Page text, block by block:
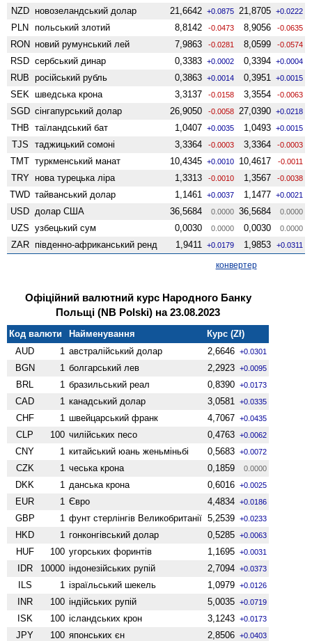
NZD ново­зеландський долар 21,6642 +0.0875 21,8705 +0.0222
PLN польський злотий 8,8142 -0.0473 8,9056 -0.0635
RON новий румунський лей 7,9863 -0.0281 8,0599 -0.0574
RSD сербський динар 0,3383 +0.0002 0,3394 +0.0004
RUB російський рубль 0,3863 +0.0014 0,3951 +0.0015
SEK шведська крона 3,3137 -0.0158 3,3554 -0.0063
SGD сінгапурський долар 26,9050 -0.0058 27,0390 +0.0218
THB таїландський бат 1,0407 +0.0035 1,0493 +0.0015
TJS таджицький сомоні 3,3364 -0.0003 3,3364 -0.0003
TMT туркменський манат 10,4345 +0.0010 10,4617 -0.0011
TRY нова турецька ліра 1,3313 -0.0010 1,3567 -0.0038
TWD тайванський долар 1,1461 +0.0037 1,1477 +0.0021
USD долар США 36,5684 0.0000 36,5684 0.0000
UZS узбецький сум 0,0030 0.0000 0,0030 0.0000
ZAR південно-африканський ренд 1,9411 +0.0179 1,9853 +0.0311
конвертер
Офіційний валютний курс Народного Банку
Польщі (NB Polski) на 23.08.2023
Код валюти Найменування
Курс (Zł)
AUD
1 австралійський долар 2,6646 +0.0301
BGN 1 болгарський лев 2,2923 +0.0095
BRL 1 бразильський реал 0,8390 +0.0173
CAD 1 канадський долар 3,0581 +0.0335
CHF 1 швейцарський франк 4,7067 +0.0435
CLP 100 чилійських песо 0,4763 +0.0062
CNY 1 китайський юань женьмiньбi 0,5683 +0.0072
CZK 1 чеська крона 0,1859 0.0000
DKK 1 данська крона 0,6016 +0.0025
EUR 1 Євро 4,4834 +0.0186
GBP 1 фунт стерлінгів Велико­британії 5,2539 +0.0233
HKD 1 гонконгівський долар 0,5285 +0.0063
HUF 100 угорських форинтів 1,1695 +0.0031
IDR 10000 індонезійських рупій 2,7094 +0.0373
ILS 1 ізраїльський шекель 1,0979 +0.0126
INR 100 індійських рупій 5,0035 +0.0719
ISK 100 ісландських крон 3,1243 +0.0173
JPY 100 японських єн 2,8506 +0.0403